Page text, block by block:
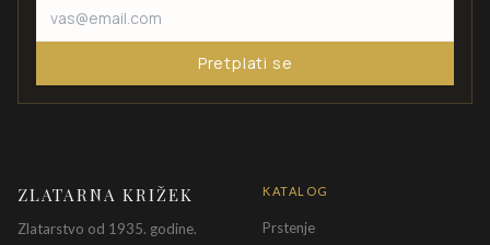
Pretplati se
ZLATARNA KRIŽEK
Zlatarstvo od 1935. godine.
KATALOG
Prstenje